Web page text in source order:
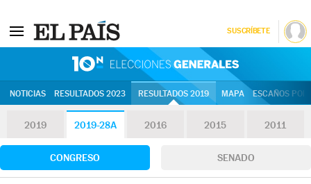
SUSCRÍBETE
NOTICIAS RESULTADOS 2023 RESULTADOS 2019 MAPA ESCAÑOS
2019 2019-28A 2016 2015 2011
CONGRESO SENADO